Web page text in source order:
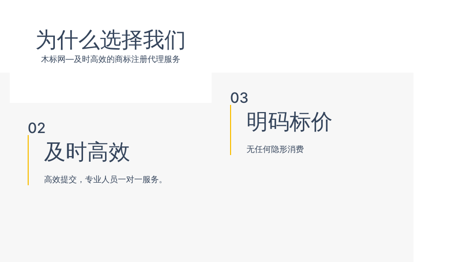
为什么选择我们
木标网—及时高效的商标注册代理服务
02
及时高效
高效提交，专业人员一对一服务。
03
明码标价
无任何隐形消费